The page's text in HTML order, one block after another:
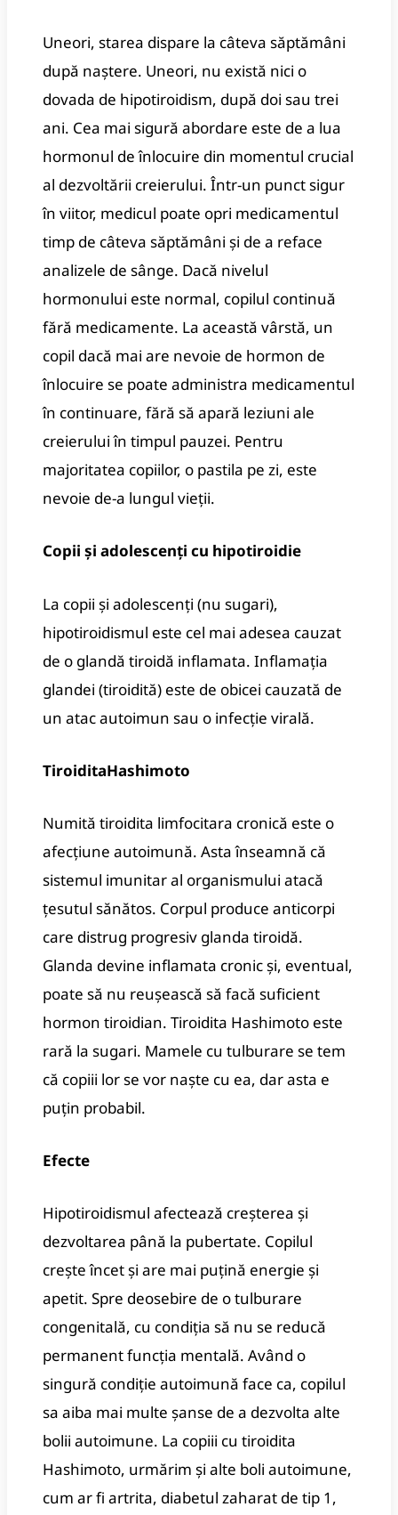
Uneori, starea dispare la câteva săptămâni
după naștere. Uneori, nu există nici o
dovada de hipotiroidism, după doi sau trei
ani. Cea mai sigură abordare este de a lua
hormonul de înlocuire din momentul crucial
al dezvoltării creierului. Într-un punct sigur
în viitor, medicul poate opri medicamentul
timp de câteva săptămâni și de a reface
analizele de sânge. Dacă nivelul
hormonului este normal, copilul continuă
fără medicamente. La această vârstă, un
copil dacă mai are nevoie de hormon de
înlocuire se poate administra medicamentul
în continuare, fără să apară leziuni ale
creierului în timpul pauzei. Pentru
majoritatea copiilor, o pastila pe zi, este
nevoie de-a lungul vieții.
Copii și adolescenți cu hipotiroidie
La copii și adolescenți (nu sugari),
hipotiroidismul este cel mai adesea cauzat
de o glandă tiroidă inflamata. Inflamația
glandei (tiroidită) este de obicei cauzată de
un atac autoimun sau o infecție virală.
TiroiditaHashimoto
Numită tiroidita limfocitara cronică este o
afecțiune autoimună. Asta înseamnă că
sistemul imunitar al organismului atacă
țesutul sănătos. Corpul produce anticorpi
care distrug progresiv glanda tiroidă.
Glanda devine inflamata cronic și, eventual,
poate să nu reușească să facă suficient
hormon tiroidian. Tiroidita Hashimoto este
rară la sugari. Mamele cu tulburare se tem
că copiii lor se vor naște cu ea, dar asta e
puțin probabil.
Efecte
Hipotiroidismul afectează creșterea și
dezvoltarea până la pubertate. Copilul
crește încet și are mai puțină energie și
apetit. Spre deosebire de o tulburare
congenitală, cu condiția să nu se reducă
permanent funcția mentală. Având o
singură condiție autoimună face ca, copilul
sa aiba mai multe șanse de a dezvolta alte
bolii autoimune. La copiii cu tiroidita
Hashimoto, urmărim și alte boli autoimune,
cum ar fi artrita, diabetul zaharat de tip 1,